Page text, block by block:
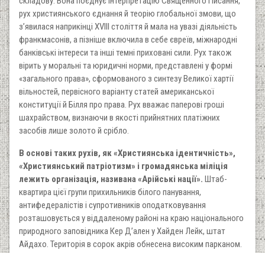
рух християнського єднання й теорію глобальної змови, що
з’явилася наприкінці XVIII століття й мала на увазі діяльність
франкмасонів, а пізніше включила в себе євреїв, міжнародні
банківські інтереси та інші темні приховані сили. Рух також
вірить у моральні та юридичні норми, представлені у формі
«загального права», сформованого з синтезу Великої хартії
вільностей, первісного варіанту статей американської
конституції й Білля про права. Рух вважає паперові гроші
шахрайством, визнаючи в якості прийнятних платіжних
засобів лише золото й срібло.
В основі таких рухів, як «Християнська ідентичність»,
«Християнський патріотизм» і громадянська міліція
лежить організація, називана «Арійські нації». Штаб-
квартира цієї групи прихильників білого панування,
антифедералістів і супротивників оподатковування
розташовується у віддаленому районі на краю національного
природного заповідника Кер Д’ален у Хайден Лейк, штат
Айдахо. Територія в сорок акрів обнесена високим парканом.